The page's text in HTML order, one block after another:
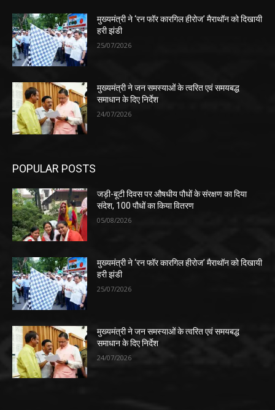
मुख्यमंत्री ने ‘रन फॉर कारगिल हीरोज’ मैराथॉन को दिखायी
हरी झंडी
25/07/2026
मुख्यमंत्री ने जन समस्याओं के त्वरित एवं समयबद्ध
समाधान के दिए निर्देश
24/07/2026
POPULAR POSTS
जड़ी-बूटी दिवस पर औषधीय पौधों के संरक्षण का दिया
संदेश, 100 पौधों का किया वितरण
05/08/2026
मुख्यमंत्री ने ‘रन फॉर कारगिल हीरोज’ मैराथॉन को दिखायी
हरी झंडी
25/07/2026
मुख्यमंत्री ने जन समस्याओं के त्वरित एवं समयबद्ध
समाधान के दिए निर्देश
24/07/2026